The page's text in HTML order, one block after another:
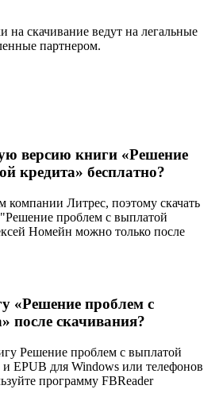
на скачивание ведут на легальные
партнером.
версию книги «Решение
кредита» бесплатно?
компании Литрес, поэтому скачать
проблем с выплатой
Номейн можно только после
«Решение проблем с
после скачивания?
Решение проблем с выплатой
EPUB для Windows или телефонов
программу FBReader